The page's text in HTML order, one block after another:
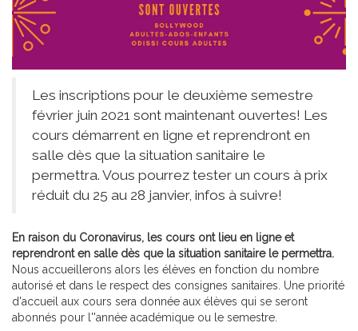
Les inscriptions pour le deuxième semestre
février juin 2021 sont maintenant ouvertes! Les
cours démarrent en ligne et reprendront en
salle dès que la situation sanitaire le
permettra. Vous pourrez tester un cours à prix
réduit du 25 au 28 janvier, infos à suivre!
En raison du Coronavirus, les cours ont lieu en ligne et
reprendront en salle dès que la situation sanitaire le permettra.
Nous accueillerons alors les élèves en fonction du nombre
autorisé et dans le respect des consignes sanitaires. Une priorité
d'accueil aux cours sera donnée aux élèves qui se seront
abonnés pour l''année académique ou le semestre.